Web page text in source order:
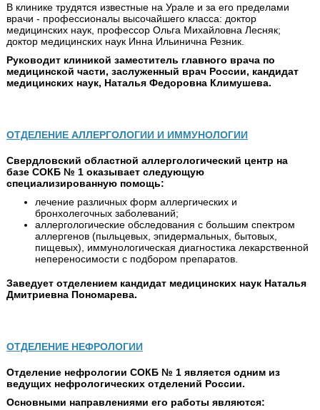
В клинике трудятся известные на Урале и за его пределами
врачи - профессионалы высочайшего класса: доктор
медицинских наук, профессор Ольга Михайловна Лесняк;
доктор медицинских наук Инна Ильинична Резник.
Руководит клиникой заместитель главного врача по
медицинской части, заслуженный врач России, кандидат
медицинских наук, Наталья Федоровна Климушева.
ОТДЕЛЕНИЕ АЛЛЕРГОЛОГИИ И ИММУНОЛОГИИ
Свердловский областной аллергологический центр на
базе СОКБ № 1 оказывает следующую
специализированную помощь:
лечение различных форм аллергических и
бронхолегочных заболеваний;
аллергологические обследования с большим спектром
аллергенов (пыльцевых, эпидермальных, бытовых,
пищевых), иммунологическая диагностика лекарственной
непереносимости с подбором препаратов.
Заведует отделением кандидат медицинских наук Наталья
Дмитриевна Пономарева.
ОТДЕЛЕНИЕ НЕФРОЛОГИИ
Отделение нефрологии СОКБ № 1 является одним из
ведущих нефрологических отделений России.
Основными направлениями его работы являются: